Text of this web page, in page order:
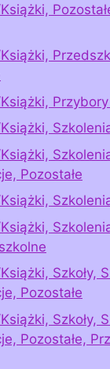
Pozostałe
Szkoły,
Pozostałe
Szkoły,
Pozostałe,